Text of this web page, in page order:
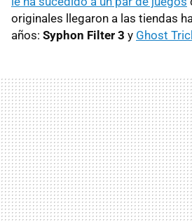
originales llegaron a las tiendas
años: Syphon Filter 3 y Ghost